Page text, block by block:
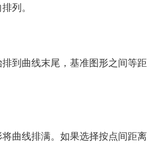
列。
到曲线末尾，基准图形之间等距
曲线排满。如果选择按点间距离